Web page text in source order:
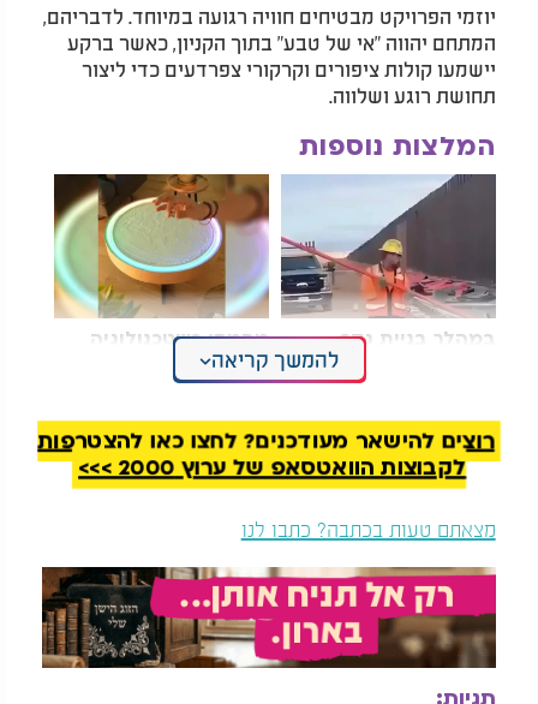
יוזמי הפרויקט מבטיחים חוויה רגועה במיוחד. לדבריהם,
המתחם יהווה "אי של טבע" בתוך הקניון, כאשר ברקע
יישמעו קולות ציפורים וקרקורי צפרדעים כדי ליצור
תחושת רוגע ושלווה.
המלצות נוספות
במהלך בניית גדר
הגבול, מהגר השתחל
מהמם: כשטכנולוגיה
ואומנות משתלבים יחד
בשלב זה עדיין לא פורסם מועד הפתיחה הרשמי של
האטרקציה, וגם מחיר הכניסה טרם נחשף. עם זאת, לפי
הערכות שונות, ייתכן שהשימוש במתחם יהיה ללא
אבל יש כאן טוויסט: הדגים שייתפסו לא יילקחו הביתה.
כל דג שיועלה מהמים יוחזר לבריכה, ובמקום שלל
יקבלו המשתתפים נקודות שאותן יוכלו לממש ברכישת
מוצרים שונים בחנויות הקניון.
השאלה הגדולה היא למי בדיוק מיועד המיזם. האם
להמשך קריאה
רוצים להישאר מעודכנים? לחצו כאן להצטרפות
לקבוצות הוואטסאפ של ערוץ 2000 >>>
מצאתם טעות בכתבה? כתבו לנו
תגיות: